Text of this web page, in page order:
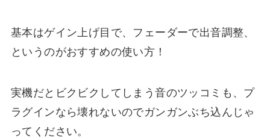
基本はゲイン上げ目で、フェーダーで出音調整、
というのがおすすめの使い方！
実機だとビクビクしてしまう音のツッコミも、プ
ラグインなら壊れないのでガンガンぶち込んじゃ
ってください。